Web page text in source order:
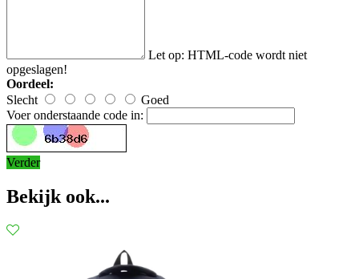
Let op: HTML-code wordt niet
opgeslagen!
Oordeel:
Slecht
Goed
Voer onderstaande code in:
Verder
Bekijk ook...